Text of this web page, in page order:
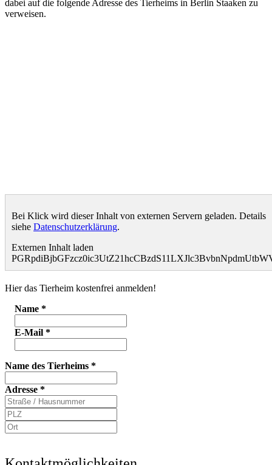
dabei auf die folgende Adresse des Tierheims in Berlin Staaken zu
verweisen.
Bei Klick wird dieser Inhalt von externen Servern geladen. Details
siehe Datenschutzerklärung.
Externen Inhalt laden
Hier das Tierheim kostenfrei anmelden!
Name *
E-Mail *
Name des Tierheims *
Adresse *